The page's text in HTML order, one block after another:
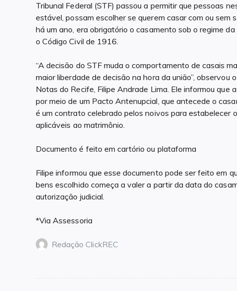
Tribunal Federal (STF) passou a permitir que pessoas
estável, possam escolher se querem casar com ou
há um ano, era obrigatório o casamento sob o regime
o Código Civil de 1916.
“A decisão do STF muda o comportamento de casais
maior liberdade de decisão na hora da união”,
Notas do Recife, Filipe Andrade Lima. Ele informou
por meio de um Pacto Antenupcial, que antecede o
é um contrato celebrado pelos noivos para estabelecer
aplicáveis ao matrimônio.
Documento é feito em cartório ou plataforma
Filipe informou que esse documento pode ser feito em
bens escolhido começa a valer a partir da data do
autorização judicial.
*Via Assessoria
Redação ClickREC